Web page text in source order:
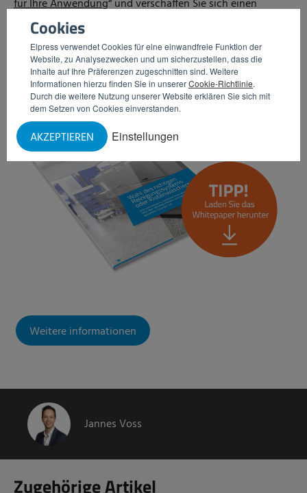
Cookies
Elpress verwendet Cookies für eine einwandfreie Funktion der
Website, zu Analysezwecken und um sicherzustellen, dass die
Inhalte auf Ihre Präferenzen zugeschnitten sind. Weitere
Informationen hierzu finden Sie in unsererCookie-Richtlinie.
Durch die weitere Nutzung unserer Website erklären Sie sich mit
dem Setzen von Cookies einverstanden.
Einstellungen
AKZEPTIEREN
für Ihre Anwendung“ und verschaffen Sie sich einen
Überblick über die wichtigsten bei der Auswahl zu
beachtenden Punkte und die Bedeutung einer guten
Beratung.
Weitere informationen
Jannes Voss
Zugehörige Artikel